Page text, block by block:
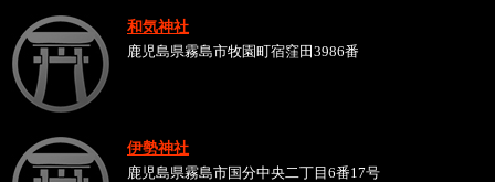
和気神社
鹿児島県霧島市牧園町宿窪田3986番
伊勢神社
鹿児島県霧島市国分中央二丁目6番17号